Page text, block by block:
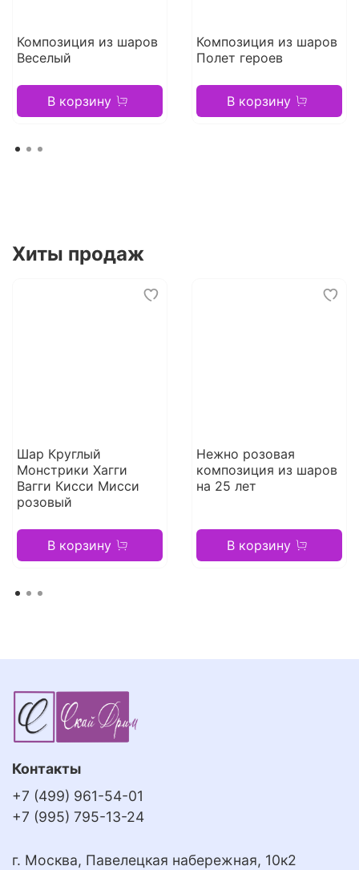
Композиция из шаров
Веселый
В корзину
Композиция из шаров
Полет героев
В корзину
Хиты продаж
Шар Круглый
Монстрики Хагги
Вагги Кисси Мисси
розовый
В корзину
Нежно розовая
композиция из шаров
на 25 лет
В корзину
Контакты
+7 (499) 961-54-01
+7 (995) 795-13-24
г. Москва, Павелецкая набережная, 10к2